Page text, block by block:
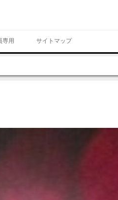
専用 サイトマップ